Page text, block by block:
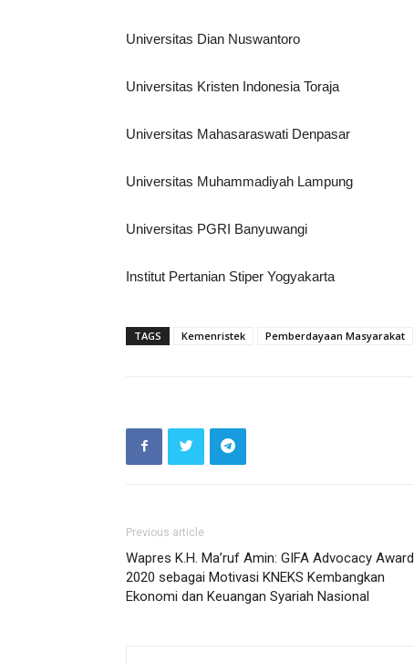
Universitas Dian Nuswantoro
Universitas Kristen Indonesia Toraja
Universitas Mahasaraswati Denpasar
Universitas Muhammadiyah Lampung
Universitas PGRI Banyuwangi
Institut Pertanian Stiper Yogyakarta
TAGS Kemenristek Pemberdayaan Masyarakat
Previous article
Wapres K.H. Ma’ruf Amin: GIFA Advocacy Award
2020 sebagai Motivasi KNEKS Kembangkan
Ekonomi dan Keuangan Syariah Nasional